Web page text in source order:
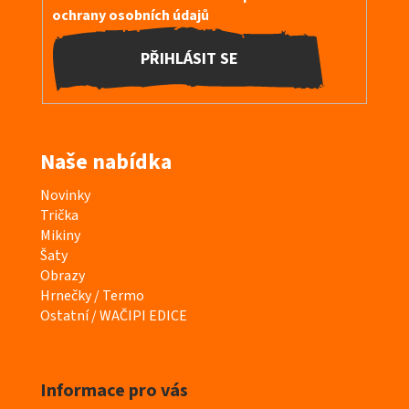
ochrany osobních údajů
PŘIHLÁSIT SE
Naše nabídka
K
a
t
e
g
o
r
Novinky
Trička
Mikiny
Šaty
Obrazy
Hrnečky / Termo
Ostatní / WAČIPI EDICE
Informace pro vás